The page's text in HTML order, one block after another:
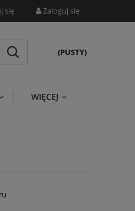
się Zaloguj się
(PUSTY)
WIĘCEJ